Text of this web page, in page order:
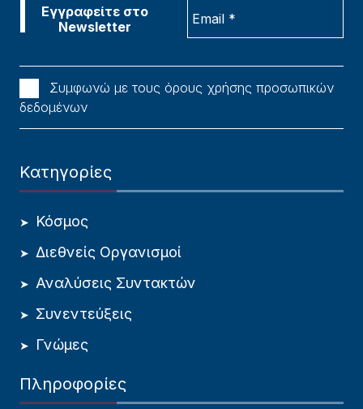
Συμφωνώ με τους όρους χρήσης προσωπικών
δεδομένων
Κατηγορίες
Κόσμος
Διεθνείς Οργανισμοί
Αναλύσεις Συντακτών
Συνεντεύξεις
Γνώμες
Πληροφορίες